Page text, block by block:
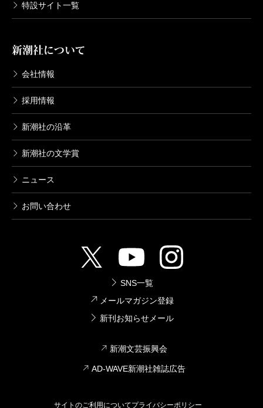
特設サイト一覧
新潮社について
会社情報
採用情報
新潮社の沿革
新潮社の文学賞
ニュース
お問い合わせ
SNS一覧
メールマガジン登録
新刊お知らせメール
新潮文芸振興会
AD-WAVE新潮社雑誌広告
サイトのご利用についてプライバシーポリシー